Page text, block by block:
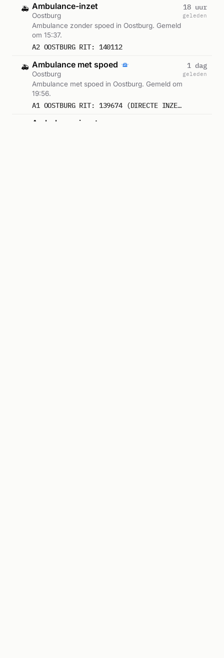
🚑 Ambulance-inzet
Oostburg
Ambulance zonder spoed in Oostburg. Gemeld
om 15:37.
A2 OOSTBURG RIT: 140112
18 uur
geleden
🚑 Ambulance met spoed
Oostburg
Ambulance met spoed in Oostburg. Gemeld om
19:56.
A1 OOSTBURG RIT: 139674 (DIRECTE INZET: JA)
1 dag
geleden
Ambulance-inzet